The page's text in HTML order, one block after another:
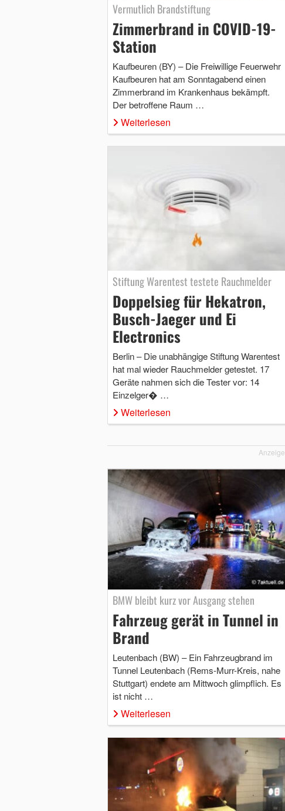
Vermutlich Brandstiftung
Zimmerbrand in COVID-19-
Station
Kaufbeuren (BY) – Die Freiwillige Feuerwehr
Kaufbeuren hat am Sonntagabend einen
Zimmerbrand im Krankenhaus bekämpft.
Der betroffene Raum …
Weiterlesen
Stiftung Warentest testete Rauchmelder
Doppelsieg für Hekatron,
Busch-Jaeger und Ei
Electronics
Berlin – Die unabhängige Stiftung Warentest
hat mal wieder Rauchmelder getestet. 17
Geräte nahmen sich die Tester vor: 14
Einzelger� …
Weiterlesen
Anzeige
BMW bleibt kurz vor Ausgang stehen
Fahrzeug gerät in Tunnel in
Brand
Leutenbach (BW) – Ein Fahrzeugbrand im
Tunnel Leutenbach (Rems-Murr-Kreis, nahe
Stuttgart) endete am Mittwoch glimpflich. Es
ist nicht …
Weiterlesen